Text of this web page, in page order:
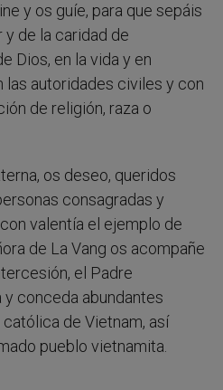
y os guíe, para que sepáis
de la caridad de
Dios, en la vida y en
autoridades civiles y con
de religión, raza o
os deseo, queridos
consagradas y
valentía el ejemplo de
de La Vang os acompañe
el Padre
conceda abundantes
de Vietnam, así
pueblo vietnamita.